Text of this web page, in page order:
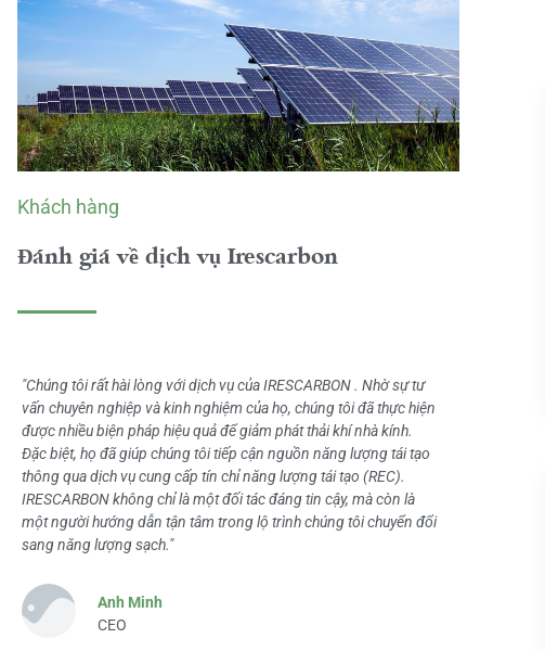
Khách hàng
Đánh giá về dịch vụ Irescarbon
"Chúng tôi rất hài lòng với dịch vụ của IRESCARBON . Nhờ sự tư
vấn chuyên nghiệp và kinh nghiệm của họ, chúng tôi đã thực hiện
được nhiều biện pháp hiệu quả để giảm phát thải khí nhà kính.
Đặc biệt, họ đã giúp chúng tôi tiếp cận nguồn năng lượng tái tạo
thông qua dịch vụ cung cấp tín chỉ năng lượng tái tạo (REC).
IRESCARBON không chỉ là một đối tác đáng tin cậy, mà còn là
một người hướng dẫn tận tâm trong lộ trình chúng tôi chuyển đổi
sang năng lượng sạch."
Anh Minh
CEO